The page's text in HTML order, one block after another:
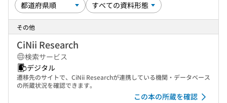
その他
CiNii Research
検索サービス
デジタル
遷移先のサイトで、CiNii Researchが連携している機関・データベース
の所蔵状況を確認できます。
この本の所蔵を確認